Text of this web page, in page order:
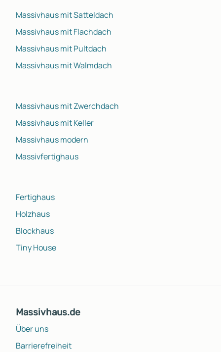
Massivhaus mit Satteldach
Massivhaus mit Flachdach
Massivhaus mit Pultdach
Massivhaus mit Walmdach
Massivhaus mit Zwerchdach
Massivhaus mit Keller
Massivhaus modern
Massivfertighaus
Fertighaus
Holzhaus
Blockhaus
Tiny House
Massivhaus.de
Über uns
Barrierefreiheit